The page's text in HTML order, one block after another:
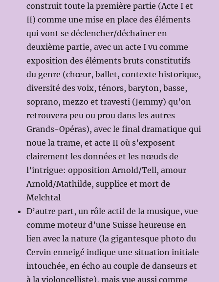
construit toute la première partie (Acte I et
II) comme une mise en place des éléments
qui vont se déclencher/déchainer en
deuxième partie, avec un acte I vu comme
exposition des éléments bruts constitutifs
du genre (chœur, ballet, contexte historique,
diversité des voix, ténors, baryton, basse,
soprano, mezzo et travesti (Jemmy) qu’on
retrouvera peu ou prou dans les autres
Grands-Opéras), avec le final dramatique qui
noue la trame, et acte II où s’exposent
clairement les données et les nœuds de
l’intrigue: opposition Arnold/Tell, amour
Arnold/Mathilde, supplice et mort de
Melchtal
D’autre part, un rôle actif de la musique, vue
comme moteur d’une Suisse heureuse en
lien avec la nature (la gigantesque photo du
Cervin enneigé indique une situation initiale
intouchée, en écho au couple de danseurs et
à la violoncelliste), mais vue aussi comme